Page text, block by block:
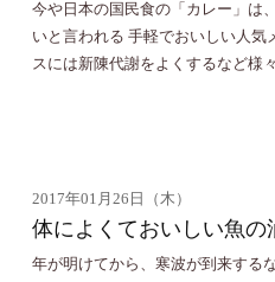
今や日本の国民食の「カレー」は
いと言われる 手軽でおいしい人気
スには新陳代謝をよくするなど様
2017年01月26日（木）
体によくておいしい魚の
年が明けてから、寒波が到来する